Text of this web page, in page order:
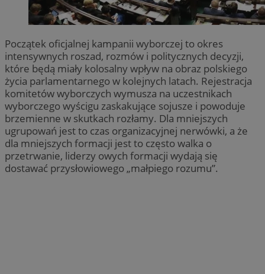
Początek oficjalnej kampanii wyborczej to okres
intensywnych roszad, rozmów i politycznych decyzji,
które będą miały kolosalny wpływ na obraz polskiego
życia parlamentarnego w kolejnych latach. Rejestracja
komitetów wyborczych wymusza na uczestnikach
wyborczego wyścigu zaskakujące sojusze i powoduje
brzemienne w skutkach rozłamy. Dla mniejszych
ugrupowań jest to czas organizacyjnej nerwówki, a że
dla mniejszych formacji jest to często walka o
przetrwanie, liderzy owych formacji wydają się
dostawać przysłowiowego „małpiego rozumu”.